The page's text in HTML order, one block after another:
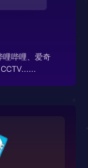
哩哔哩、爱奇